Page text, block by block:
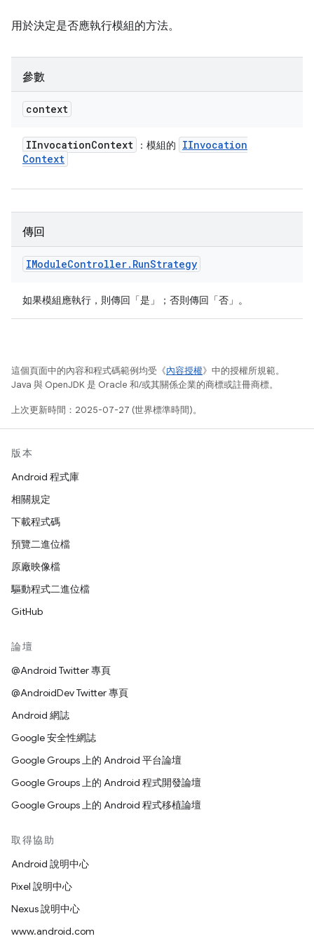
用於決定是否應執行模組的方法。
參數
context
IInvocationContext ：模組的
IInvocation
Context
傳回
IModuleController. RunStrategy
如果模組應執行，則傳回「是」；否則傳回「否」。
這個頁面中的內容和程式碼範例均受《內容授權》中的授權所規範。
Java 與 OpenJDK 是 Oracle 和/或其關係企業的商標或註冊商標。
上次更新時間：2025-07-27 (世界標準時間)。
版本
Android 程式庫
相關規定
下載程式碼
預覽二進位檔
原廠映像檔
驅動程式二進位檔
GitHub
論壇
@Android Twitter 專頁
@AndroidDev Twitter 專頁
Android 網誌
Google 安全性網誌
Google Groups 上的 Android 平台論壇
Google Groups 上的 Android 程式開發論壇
Google Groups 上的 Android 程式移植論壇
取得協助
Android 說明中心
Pixel 說明中心
Nexus 說明中心
www.android.com